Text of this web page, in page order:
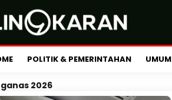
POLITIK & PEMERINTAHAN UMUM
2026